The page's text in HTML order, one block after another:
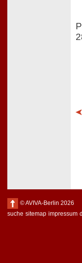
© AVIVA-Berlin 2026
suche sitemap impressum